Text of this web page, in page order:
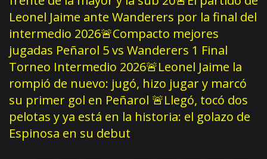
Leonel Jaime ante Wanderers por la final del
intermedio 2026🚨Compacto mejores
jugadas Peñarol 5 vs Wanderers 1 Final
Torneo Intermedio 2026🚨Leonel Jaime la
rompió de nuevo: jugó, hizo jugar y marcó
su primer gol en Peñarol 🚨Llegó, tocó dos
pelotas y ya está en la historia: el golazo de
Espinosa en su debut